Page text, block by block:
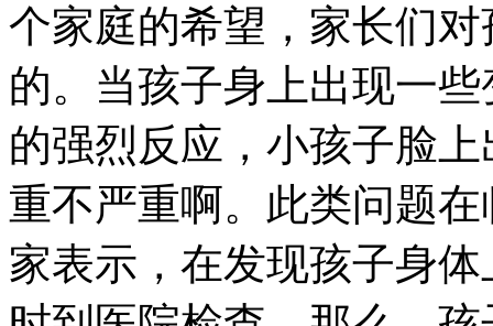
个家庭的希望，家长们
的。当孩子身上出现一
的强烈反应，小孩子脸
重不严重啊。此类问题
家表示，在发现孩子身